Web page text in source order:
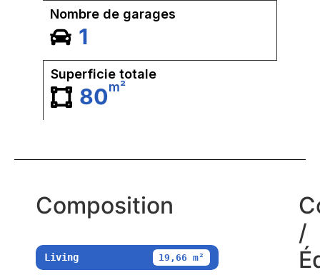
Nombre de garages
1
Superficie totale
80m²
Composition
Living 19,66 m²
/